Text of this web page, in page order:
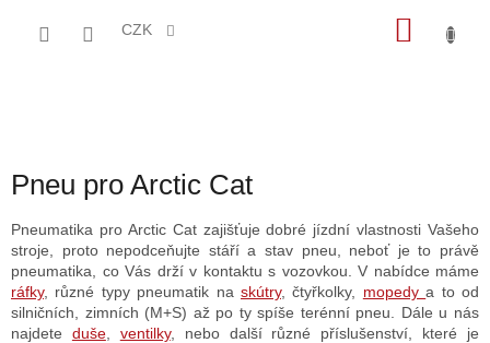
CZK
Pneu pro Arctic Cat
Pneumatika pro Arctic Cat zajišťuje dobré jízdní vlastnosti Vašeho
stroje, proto nepodceňujte stáří a stav pneu, neboť je to právě
pneumatika, co Vás drží v kontaktu s vozovkou. V nabídce máme
ráfky, různé typy pneumatik na skútry, čtyřkolky, mopedya to od
silničních, zimních (M+S) až po ty spíše terénní pneu. Dále u nás
najdete duše, ventilky, nebo další různé příslušenství, které je